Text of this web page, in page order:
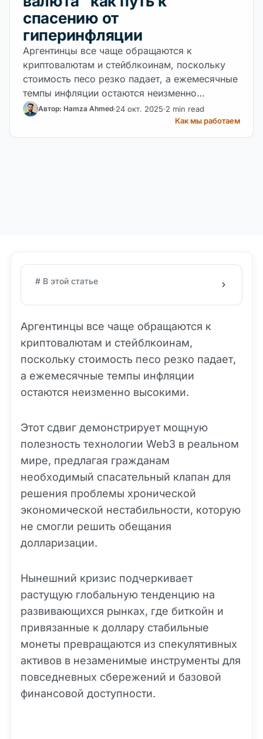
спасению от
гиперинфляции
Аргентинцы все чаще обращаются к
криптовалютам и стейблкоинам, поскольку
стоимость песо резко падает, а ежемесячные
темпы инфляции остаются неизменно
высокими.
Автор: Hamza Ahmed 24 окт. 2025 2 min read
Как мы работаем
# В этой статье
Аргентинцы все чаще обращаются к
криптовалютам и стейблкоинам,
поскольку стоимость песо резко падает,
а ежемесячные темпы инфляции
остаются неизменно высокими.
Этот сдвиг демонстрирует мощную
полезность технологии Web3 в реальном
мире, предлагая гражданам
необходимый спасательный клапан для
решения проблемы хронической
экономической нестабильности, которую
не смогли решить обещания
долларизации.
Нынешний кризис подчеркивает
растущую глобальную тенденцию на
развивающихся рынках, где биткойн и
привязанные к доллару стабильные
монеты превращаются из спекулятивных
активов в незаменимые инструменты для
повседневных сбережений и базовой
финансовой доступности.